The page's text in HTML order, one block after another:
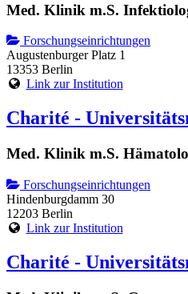
Med. Klinik m.S.
Forschungseinrichtungen
Augustenburger Platz 1
13353 Berlin
Link zur Institution
Charité -
Med. Klinik m.S.
Forschungseinrichtungen
Hindenburgdamm 30
12203 Berlin
Link zur Institution
Charité -